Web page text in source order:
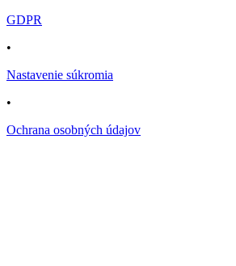
GDPR
•
Nastavenie súkromia
•
Ochrana osobných údajov